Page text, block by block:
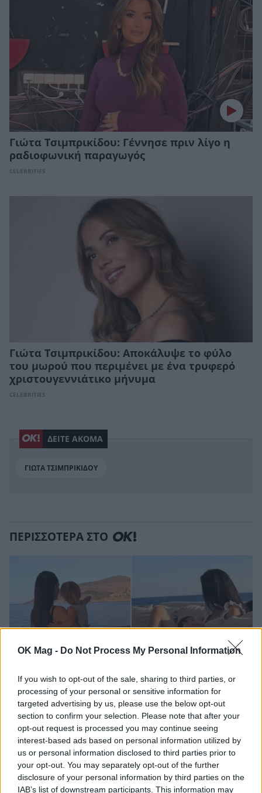
OK Mag - Do Not Process My Personal Information
If you wish to opt-out of the sale, sharing to third parties, or
processing of your personal or sensitive information for
targeted advertising by us, please use the below opt-out
section to confirm your selection. Please note that after your
opt-out request is processed you may continue seeing
interest-based ads based on personal information utilized by
us or personal information disclosed to third parties prior to
your opt-out. You may separately opt-out of the further
disclosure of your personal information by third parties on the
IAB’s list of downstream participants. This information may
Γιώτα Τσιμπρικίδου: Γέννησε πριν λίγο η
ραδιοφωνική παραγωγός
CELEBRITIES
Γιώτα Τσιμπρικίδου: Αποκάλυψε το φύλο
του μωρού που περιμένει με ένα τρυφερό
χριστουγεννιάτικο μήνυμα
CELEBRITIES
ΔΕΙΤΕ ΑΚΟΜΑ
ΓΙΩΤΑ ΤΣΙΜΠΡΙΚΙΔΟΥ
ΠΕΡΙΣΣΟΤΕΡΑ ΣΤΟ
Αλεξάνδρα Νίκα: Οι τρυφερές καλοκαιρινές
στιγμές με τα παιδιά της στο σκάφος
CELEBRITIES